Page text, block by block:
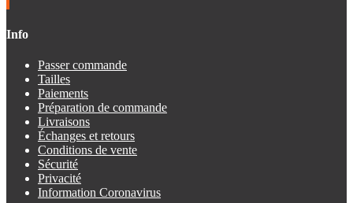
Info
Passer commande
Tailles
Paiements
Préparation de commande
Livraisons
Échanges et retours
Conditions de vente
Sécurité
Privacité
Information Coronavirus